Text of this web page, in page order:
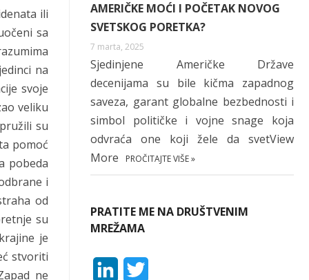
ili
sa
na
svoje
veliku
su
pomoć
pobeda
i
od
su
je
stvoriti
ne
AMERIČKE MOĆI I POČETAK NOVOG
SVETSKOG PORETKA?
7 marta, 2025
Sjedinjene Američke Države
decenijama su bile kičma zapadnog
saveza, garant globalne bezbednosti i
simbol političke i vojne snage koja
odvraća one koji žele da svetView
More
PROČITAJTE VIŠE »
PRATITE ME NA DRUŠTVENIM
MREŽAMA